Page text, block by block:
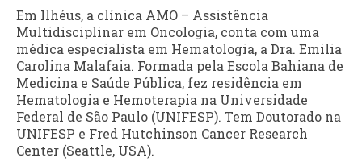
Em Ilhéus, a clínica AMO – Assistência
Multidisciplinar em Oncologia, conta com uma
médica especialista em Hematologia, a Dra. Emilia
Carolina Malafaia. Formada pela Escola Bahiana de
Medicina e Saúde Pública, fez residência em
Hematologia e Hemoterapia na Universidade
Federal de São Paulo (UNIFESP). Tem Doutorado na
UNIFESP e Fred Hutchinson Cancer Research
Center (Seattle, USA).